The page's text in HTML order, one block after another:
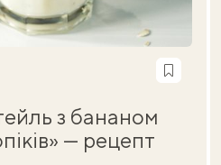
з бананом
— рецепт